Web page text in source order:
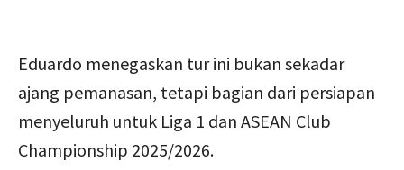
Eduardo menegaskan tur ini bukan sekadar
ajang pemanasan, tetapi bagian dari persiapan
menyeluruh untuk Liga 1 dan ASEAN Club
Championship 2025/2026.